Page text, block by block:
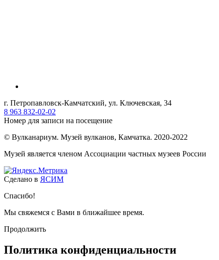
г. Петропавловск-Камчатский, ул. Ключевская, 34
8 963 832-02-02
Номер для записи на посещение
© Вулканариум. Музей вулканов, Камчатка. 2020-2022
Музей является членом Ассоциации частных музеев России
Сделано в ЯСИМ
Спасибо!
Мы свяжемся с Вами в ближайшее время.
Продолжить
Политика конфиденциальности